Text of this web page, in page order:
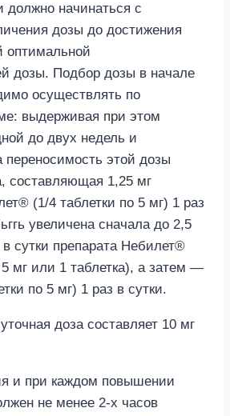
должно начинаться с
дозы до достижения
оптимальной
дозы. Подбор дозы в начале
осуществлять по
выдерживая при этом
до двух недель и
переносимость этой дозы
составляющая 1,25 мг
(1/4 таблетки по 5 мг) 1 раз
увеличена сначала до 2,5
сутки препарата Небилет®
5 мг или 1 таблетка), а затем —
по 5 мг) 1 раз в сутки.
доза составляет 10 мг
и при каждом повышении
не менее 2-х часов